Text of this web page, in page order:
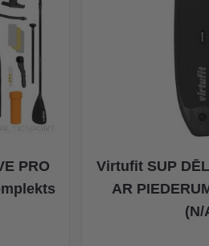
PRO
Virtufit SUP
AR
(N/